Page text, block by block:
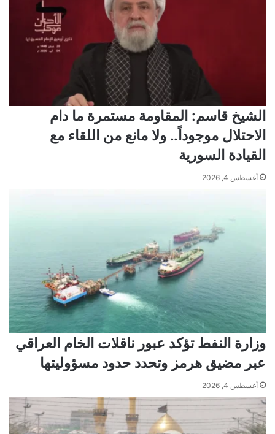
الشيخ قاسم: المقاومة مستمرة ما دام
الاحتلال موجوداً.. ولا مانع من اللقاء مع
القيادة السورية
أغسطس 4, 2026
وزارة النفط تؤكد عبور ناقلات الخام العراقي
عبر مضيق هرمز وتحدد حدود مسؤوليتها
أغسطس 4, 2026